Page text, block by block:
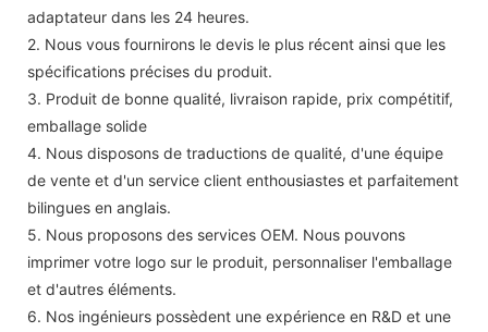
adaptateur dans les 24 heures.
2. Nous vous fournirons le devis le plus récent ainsi que les
spécifications précises du produit.
3. Produit de bonne qualité, livraison rapide, prix compétitif,
emballage solide
4. Nous disposons de traductions de qualité, d'une équipe
de vente et d'un service client enthousiastes et parfaitement
bilingues en anglais.
5. Nous proposons des services OEM. Nous pouvons
imprimer votre logo sur le produit, personnaliser l'emballage
et d'autres éléments.
6. Nos ingénieurs possèdent une expérience en R&D et une